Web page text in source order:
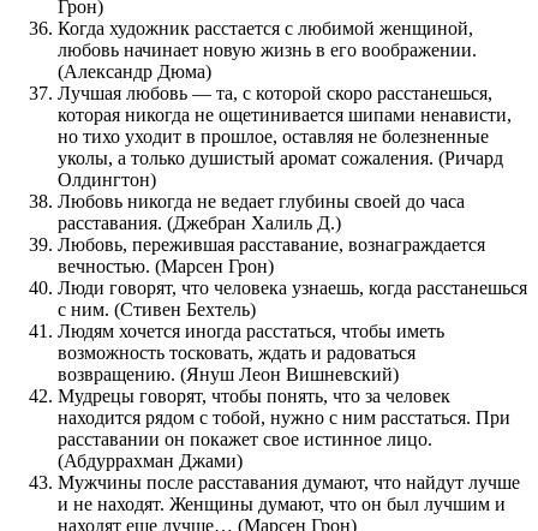
Грон)
Когда художник расстается с любимой женщиной,
любовь начинает новую жизнь в его воображении.
(Александр Дюма)
Лучшая любовь — та, с которой скоро расстанешься,
которая никогда не ощетинивается шипами ненависти,
но тихо уходит в прошлое, оставляя не болезненные
уколы, а только душистый аромат сожаления. (Ричард
Олдингтон)
Любовь никогда не ведает глубины своей до часа
расставания. (Джебран Халиль Д.)
Любовь, пережившая расставание, вознаграждается
вечностью. (Марсен Грон)
Люди говорят, что человека узнаешь, когда расстанешься
с ним. (Стивен Бехтель)
Людям хочется иногда расстаться, чтобы иметь
возможность тосковать, ждать и радоваться
возвращению. (Януш Леон Вишневский)
Мудрецы говорят, чтобы понять, что за человек
находится рядом с тобой, нужно с ним расстаться. При
расставании он покажет свое истинное лицо.
(Абдуррахман Джами)
Мужчины после расставания думают, что найдут лучше
и не находят. Женщины думают, что он был лучшим и
находят еще лучше… (Марсен Грон)